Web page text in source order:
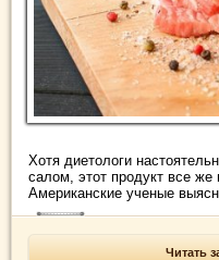
Хотя диетологи
салом, этот продукт все же
Американские ученые
Читать